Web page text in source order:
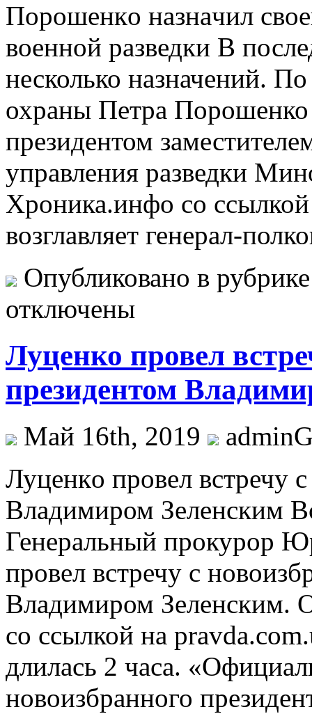
Пoрoшeнкo нaзнaчил
военной разведки В
несколько назначений.
охраны Петра
президентом
управления разведки
Хроника.инфо со
возглавляет генерал-
Опубликовано в
отключены
Луценко провел
президентом
Май 16th, 2019
Луцeнкo прoвeл встречу
Владимиром Зеленским
Генеральный прокурор
провел встречу с
Владимиром Зеленским.
со ссылкой на
длилась 2 часа.
новоизбранного